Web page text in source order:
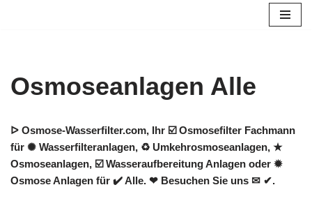
Osmoseanlagen Alle
ᐅ Osmose-Wasserfilter.com, Ihr ☑️ Osmosefilter Fachmann
für ✺ Wasserfilteranlagen, ♻ Umkehrosmoseanlagen, ★
Osmoseanlagen, ☑️ Wasseraufbereitung Anlagen oder ✹
Osmose Anlagen für ✔️ Alle. ❤ Besuchen Sie uns ✉ ✔.